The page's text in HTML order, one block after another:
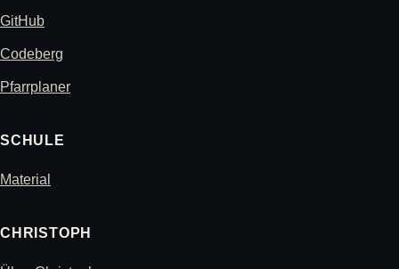
GitHub
Codeberg
Pfarrplaner
SCHULE
Material
CHRISTOPH